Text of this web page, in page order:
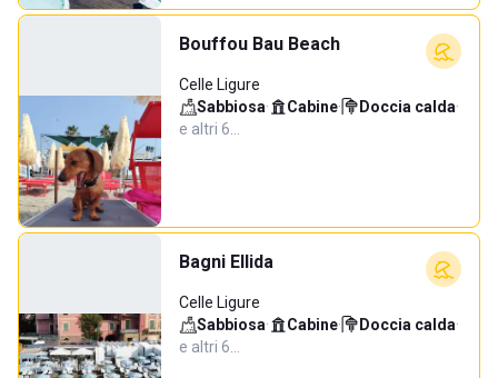
Bouffou Bau Beach
Celle Ligure
Sabbiosa· Cabine· Doccia calda·
e altri 6…
Bagni Ellida
Celle Ligure
Sabbiosa· Cabine· Doccia calda·
e altri 6…